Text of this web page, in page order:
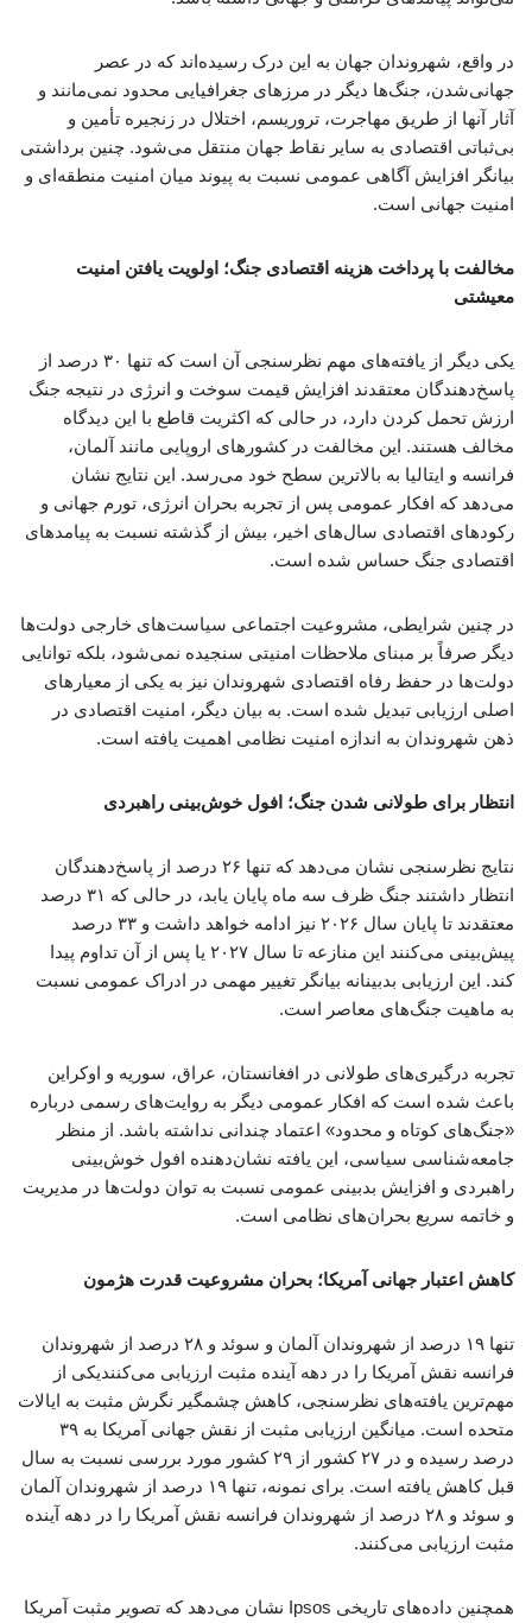
در واقع، شهروندان جهان به این درک رسیده‌اند که در عصر
جهانی‌شدن، جنگ‌ها دیگر در مرزهای جغرافیایی محدود نمی‌مانند و
آثار آنها از طریق مهاجرت، تروریسم، اختلال در زنجیره تأمین و
بی‌ثباتی اقتصادی به سایر نقاط جهان منتقل می‌شود. چنین برداشتی
بیانگر افزایش آگاهی عمومی نسبت به پیوند میان امنیت منطقه‌ای و
امنیت جهانی است.
مخالفت با پرداخت هزینه اقتصادی جنگ؛ اولویت یافتن امنیت
معیشتی
یکی دیگر از یافته‌های مهم نظرسنجی آن است که تنها ۳۰ درصد از
پاسخ‌دهندگان معتقدند افزایش قیمت سوخت و انرژی در نتیجه جنگ
ارزش تحمل کردن دارد، در حالی که اکثریت قاطع با این دیدگاه
مخالف هستند. این مخالفت در کشورهای اروپایی مانند آلمان،
فرانسه و ایتالیا به بالاترین سطح خود می‌رسد. این نتایج نشان
می‌دهد که افکار عمومی پس از تجربه بحران انرژی، تورم جهانی و
رکودهای اقتصادی سال‌های اخیر، بیش از گذشته نسبت به پیامدهای
اقتصادی جنگ حساس شده است.
در چنین شرایطی، مشروعیت اجتماعی سیاست‌های خارجی دولت‌ها
دیگر صرفاً بر مبنای ملاحظات امنیتی سنجیده نمی‌شود، بلکه توانایی
دولت‌ها در حفظ رفاه اقتصادی شهروندان نیز به یکی از معیارهای
اصلی ارزیابی تبدیل شده است. به بیان دیگر، امنیت اقتصادی در
ذهن شهروندان به اندازه امنیت نظامی اهمیت یافته است.
انتظار برای طولانی شدن جنگ؛ افول خوش‌بینی راهبردی
نتایج نظرسنجی نشان می‌دهد که تنها ۲۶ درصد از پاسخ‌دهندگان
انتظار داشتند جنگ ظرف سه ماه پایان یابد، در حالی که ۳۱ درصد
معتقدند تا پایان سال ۲۰۲۶ نیز ادامه خواهد داشت و ۳۳ درصد
پیش‌بینی می‌کنند این منازعه تا سال ۲۰۲۷ یا پس از آن تداوم پیدا
کند. این ارزیابی بدبینانه بیانگر تغییر مهمی در ادراک عمومی نسبت
به ماهیت جنگ‌های معاصر است.
تجربه درگیری‌های طولانی در افغانستان، عراق، سوریه و اوکراین
باعث شده است که افکار عمومی دیگر به روایت‌های رسمی درباره
«جنگ‌های کوتاه و محدود» اعتماد چندانی نداشته باشد. از منظر
جامعه‌شناسی سیاسی، این یافته نشان‌دهنده افول خوش‌بینی
راهبردی و افزایش بدبینی عمومی نسبت به توان دولت‌ها در مدیریت
و خاتمه سریع بحران‌های نظامی است.
کاهش اعتبار جهانی آمریکا؛ بحران مشروعیت قدرت هژمون
تنها ۱۹ درصد از شهروندان آلمان و سوئد و ۲۸ درصد از شهروندان
فرانسه نقش آمریکا را در دهه آینده مثبت ارزیابی می‌کنندیکی از
مهم‌ترین یافته‌های نظرسنجی، کاهش چشمگیر نگرش مثبت به ایالات
متحده است. میانگین ارزیابی مثبت از نقش جهانی آمریکا به ۳۹
درصد رسیده و در ۲۷ کشور از ۲۹ کشور مورد بررسی نسبت به سال
قبل کاهش یافته است. برای نمونه، تنها ۱۹ درصد از شهروندان آلمان
و سوئد و ۲۸ درصد از شهروندان فرانسه نقش آمریکا را در دهه آینده
مثبت ارزیابی می‌کنند.
همچنین داده‌های تاریخی Ipsos نشان می‌دهد که تصویر مثبت آمریکا